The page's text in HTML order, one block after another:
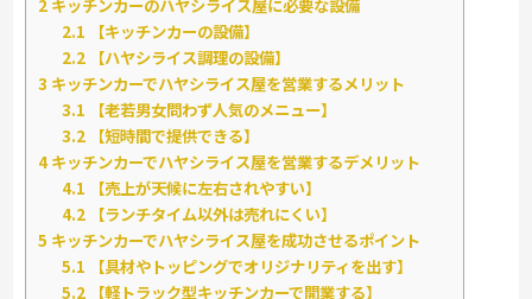
2 キッチンカーのハヤシライス屋に必要な設備
2.1 【キッチンカーの設備】
2.2 【ハヤシライス調理の設備】
3 キッチンカーでハヤシライス屋を営業するメリット
3.1 【老若男女問わず人気のメニュー】
3.2 【短時間で提供できる】
4キッチンカーでハヤシライス屋を営業するデメリット
4.1 【売上が天候に左右されやすい】
4.2 【ランチタイム以外は売れにくい】
5 キッチンカーでハヤシライス屋を成功させるポイント
5.1 【具材やトッピングでオリジナリティを出す】
5.2 【軽トラック型キッチンカーで開業する】